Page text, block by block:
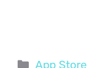
Categorie
App Store